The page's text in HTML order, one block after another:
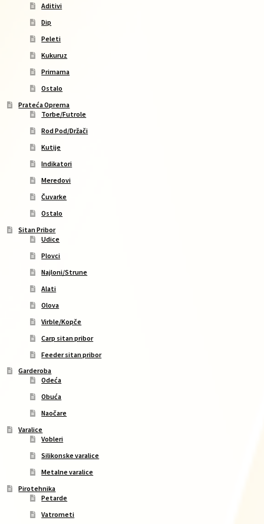
Aditivi
Dip
Peleti
Kukuruz
Primama
Ostalo
Prateća Oprema
Torbe/Futrole
Rod Pod/Držači
Kutije
Indikatori
Meredovi
Čuvarke
Ostalo
Sitan Pribor
Udice
Plovci
Najloni/Strune
Alati
Olova
Virble/Kopče
Carp sitan pribor
Feeder sitan pribor
Garderoba
Odeća
Obuća
Naočare
Varalice
Vobleri
Silikonske varalice
Metalne varalice
Pirotehnika
Petarde
Vatrometi